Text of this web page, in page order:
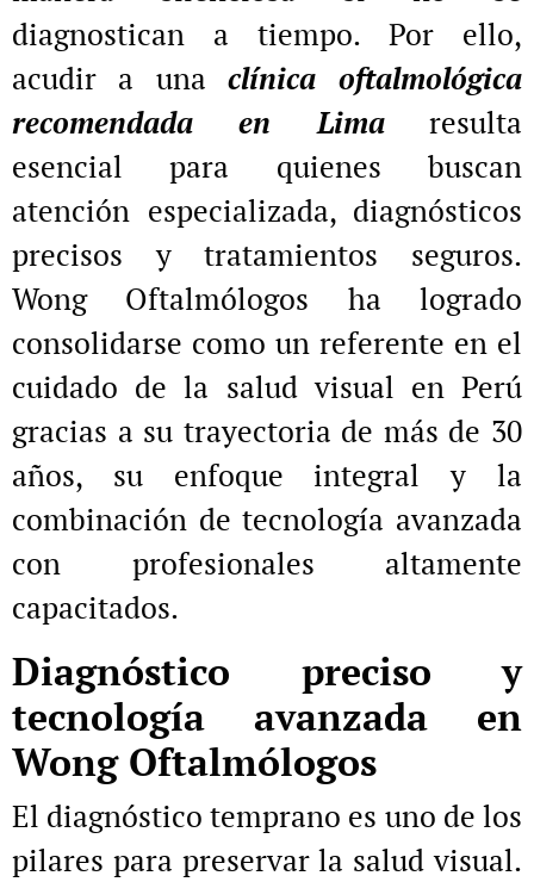
diagnostican a tiempo. Por ello,
acudir a una clínica oftalmológica
recomendada en Limaresulta
esencial para quienes buscan
atención especializada, diagnósticos
precisos y tratamientos seguros.
Wong Oftalmólogos ha logrado
consolidarse como un referente en el
cuidado de la salud visual en Perú
gracias a su trayectoria de más de 30
años, su enfoque integral y la
combinación de tecnología avanzada
con profesionales altamente
capacitados.
Diagnóstico preciso y
tecnología avanzada en
Wong Oftalmólogos
El diagnóstico temprano es uno de los
pilares para preservar la salud visual.